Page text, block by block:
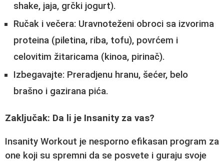
shake, jaja, grčki jogurt).
Ručak i večera: Uravnoteženi obroci sa izvorima
proteina (piletina, riba, tofu), povrćem i
celovitim žitaricama (kinoa, pirinač).
Izbegavajte: Preradjenu hranu, šećer, belo
brašno i gazirana pića.
Zaključak: Da li je Insanity za vas?
Insanity Workout je nesporno efikasan program za
one koji su spremni da se posvete i guraju svoje